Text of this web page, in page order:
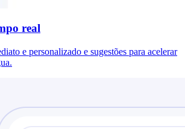
real
e personalizado e sugestões para acelerar